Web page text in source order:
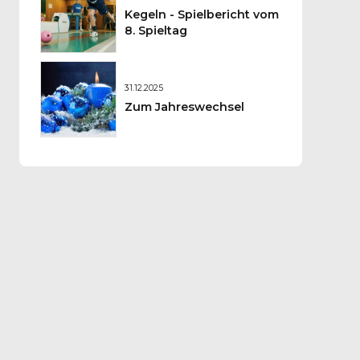
Kegeln - Spielbericht vom
8. Spieltag
31.12.2025
Zum Jahreswechsel